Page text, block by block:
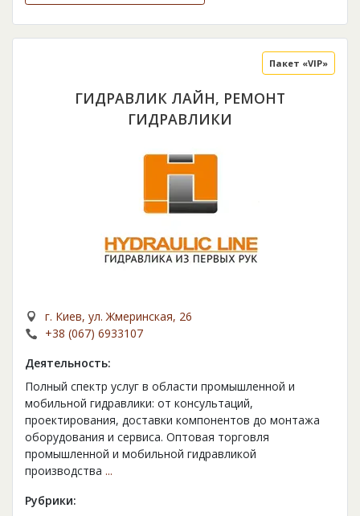
ГИДРАВЛИК ЛАЙН, РЕМОНТ
ГИДРАВЛИКИ
Пакет «VIP»
г. Киев, ул. Жмеринская, 26
+38 (067) 6933107
Деятельность:
Полный спектр услуг в области промышленной и
мобильной гидравлики: от консультаций,
проектирования, доставки компонентов до монтажа
оборудования и сервиса. Оптовая торговля
промышленной и мобильной гидравликой
производства ...
Рубрики: